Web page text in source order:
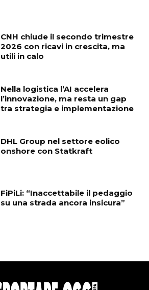
CNH chiude il secondo trimestre
2026 con ricavi in crescita, ma
utili in calo
Nella logistica l’AI accelera
l’innovazione, ma resta un gap
tra strategia e implementazione
DHL Group nel settore eolico
onshore con Statkraft
FiPiLi: “Inaccettabile il pedaggio
su una strada ancora insicura”